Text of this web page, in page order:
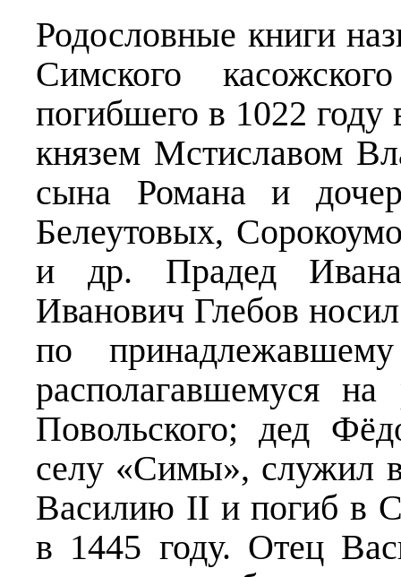
Родословные книги
Симского
погибшего в 1022 году
князем Мстиславом
сына Романа и
Белеутовых,
и др. Прадед Ивана
Иванович Глебов
по
располагавшемуся
Повольского; дед
селу «Симы», служил
Василию II и погиб в
в 1445 году. Отец